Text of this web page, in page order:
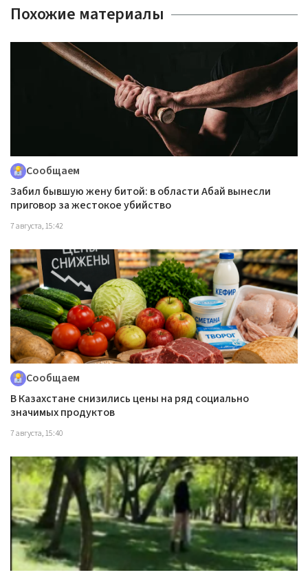
Похожие материалы
Сообщаем
Забил бывшую жену битой: в области Абай вынесли
приговор за жестокое убийство
7 августа, 15:42
Сообщаем
В Казахстане снизились цены на ряд социально
значимых продуктов
7 августа, 15:40